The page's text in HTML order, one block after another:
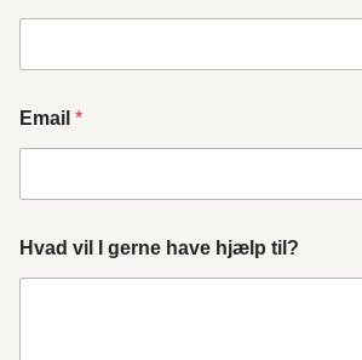
Email *
Hvad vil I gerne have hjælp til?